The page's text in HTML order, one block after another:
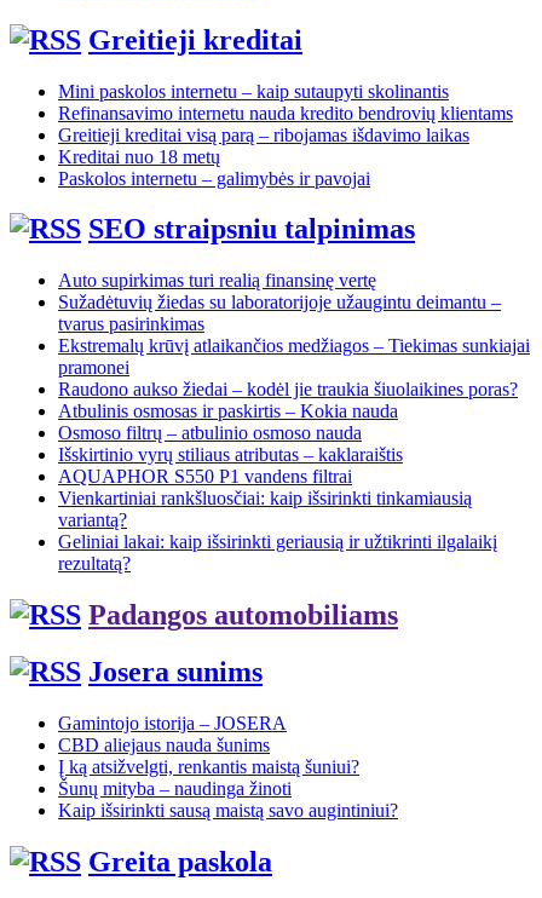
Greitieji kreditai
Mini paskolos internetu – kaip sutaupyti skolinantis
Refinansavimo internetu nauda kredito bendrovių klientams
Greitieji kreditai visą parą – ribojamas išdavimo laikas
Kreditai nuo 18 metų
Paskolos internetu – galimybės ir pavojai
SEO straipsniu talpinimas
Auto supirkimas turi realią finansinę vertę
Sužadėtuvių žiedas su laboratorijoje užaugintu deimantu –
tvarus pasirinkimas
Ekstremalų krūvį atlaikančios medžiagos – Tiekimas sunkiajai
pramonei
Raudono aukso žiedai – kodėl jie traukia šiuolaikines poras?
Atbulinis osmosas ir paskirtis – Kokia nauda
Osmoso filtrų – atbulinio osmoso nauda
Išskirtinio vyrų stiliaus atributas – kaklaraištis
AQUAPHOR S550 P1 vandens filtrai
Vienkartiniai rankšluosčiai: kaip išsirinkti tinkamiausią
variantą?
Geliniai lakai: kaip išsirinkti geriausią ir užtikrinti ilgalaikį
rezultatą?
Padangos automobiliams
Josera sunims
Gamintojo istorija – JOSERA
CBD aliejaus nauda šunims
Į ką atsižvelgti, renkantis maistą šuniui?
Šunų mityba – naudinga žinoti
Kaip išsirinkti sausą maistą savo augintiniui?
Greita paskola